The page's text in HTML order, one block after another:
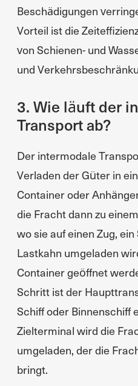
Beschädigungen
Vorteil ist die
von Schienen- und
und
3. Wie läuft der
Transport ab?
Der intermodale
Verladen der Güter in
Container oder
die Fracht dann zu
wo sie auf einen Zug,
Lastkahn umgeladen
Container geöffnet
Schritt ist der
Schiff oder Binnenschiff
Zielterminal wird die
umgeladen, der die
bringt.